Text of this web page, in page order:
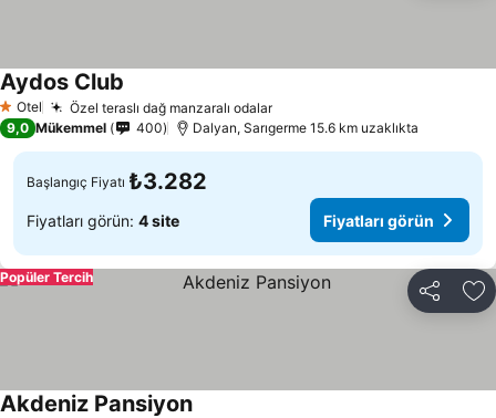
1 Yıldız
Otel Özel teraslı dağ manzaralı odalar
Aydos Club
9,0 Mükemmel 400 Dalyan, Sarıgerme 15.6 km uzaklıkta
Başlangıç Fiyatı ₺3.282
Fiyatları görün: 4 site Fiyatları görün
Paylaş
Popüler Tercih
Akdeniz Pansiyon